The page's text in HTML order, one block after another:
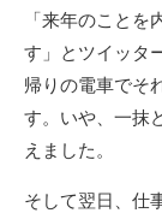
「来年のこと
す」とツイッタ
帰りの電車でそ
す。いや、一抹
えました。
そして翌日、仕